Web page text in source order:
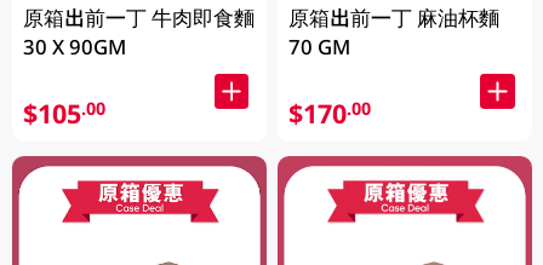
原箱出前一丁 牛肉即食麵
30 X 90GM
$105.00
原箱出前一丁 麻油杯麵
70 GM
$170.00